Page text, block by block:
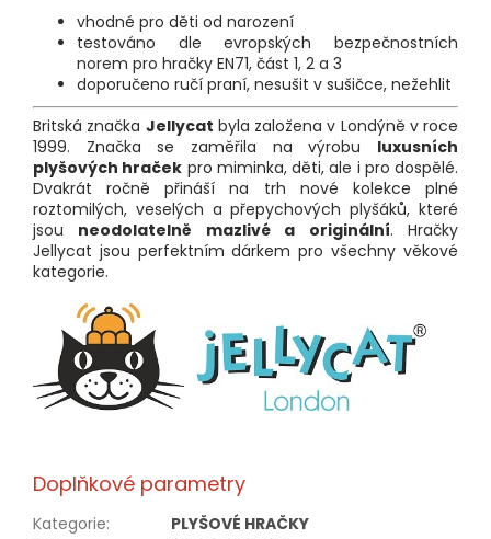
vhodné pro děti od narození
testováno dle evropských bezpečnostních
norem pro hračky EN71, část 1, 2 a 3
doporučeno ručí praní, nesušit v sušičce, nežehlit
Britská značka Jellycat byla založena v Londýně v roce
1999. Značka se zaměřila na výrobu luxusních
plyšových hraček pro miminka, děti, ale i pro dospělé.
Dvakrát ročně přináší na trh nové kolekce plné
roztomilých, veselých a přepychových plyšáků, které
jsou neodolatelně mazlivé a originální. Hračky
Jellycat jsou perfektním dárkem pro všechny věkové
kategorie.
Doplňkové parametry
Kategorie:
PLYŠOVÉ HRAČKY